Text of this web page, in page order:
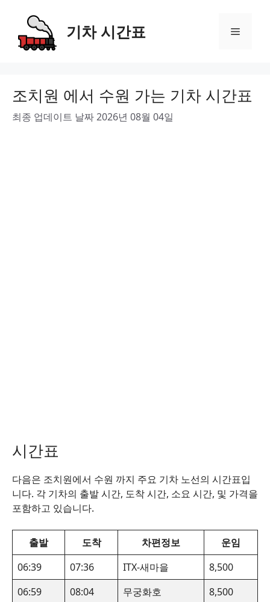
content
기차 시간표 Menu
조치원 에서 수원 가는 기차 시간표
최종 업데이트 날짜 2026년 08월 04일
시간표
다음은 조치원에서 수원 까지 주요 기차 노선의 시간표입
니다. 각 기차의 출발 시간, 도착 시간, 소요 시간, 및 가격을
포함하고 있습니다.
출발 도착 차편정보
운임
06:39
07:36 ITX-새마을
8,500
06:59
08:04 무궁화호
8,500